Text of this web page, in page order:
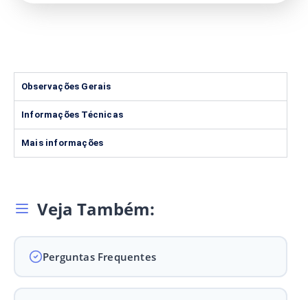
Observações Gerais
Informações Técnicas
Mais informações
Veja Também:
Perguntas Frequentes